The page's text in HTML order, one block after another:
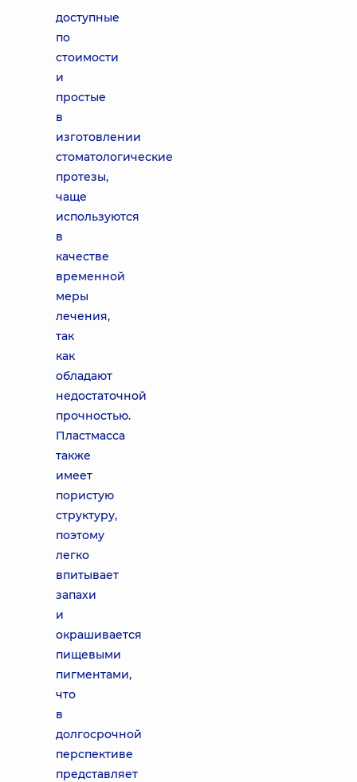
доступные
по
стоимости
и
простые
в
изготовлении
стоматологические
протезы,
чаще
используются
в
качестве
временной
меры
лечения,
так
как
обладают
недостаточной
прочностью.
Пластмасса
также
имеет
пористую
структуру,
поэтому
легко
впитывает
запахи
и
окрашивается
пищевыми
пигментами,
что
в
долгосрочной
перспективе
представляет